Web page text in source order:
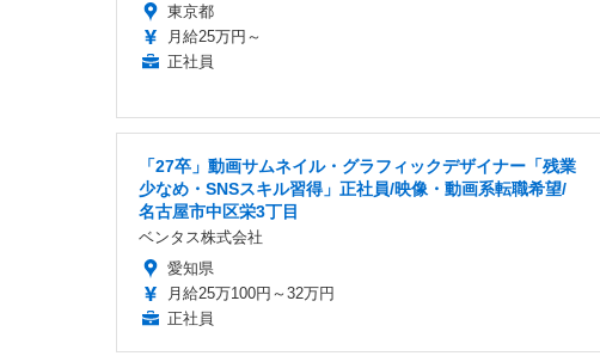
東京都
月給25万円～
正社員
「27卒」動画サムネイル・グラフィックデザイナー「残業
少なめ・SNSスキル習得」正社員/映像・動画系転職希望/
名古屋市中区栄3丁目
ベンタス株式会社
愛知県
月給25万100円～32万円
正社員